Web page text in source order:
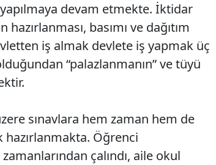
yapılmaya devam etmekte. İktidar
basımı ve dağıtım
iş almak devlete iş yapmak üç
“palazlanmanın” ve tüyü
sınavlara hem zaman hem de
Öğrenci
çalındı, aile okul